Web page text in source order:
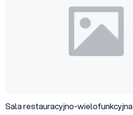
Sala restauracyjno-wielofunkcyjna